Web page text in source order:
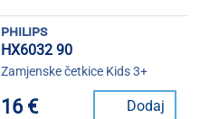
philips
HX6032 90
Zamjenske četkice Kids 3+
16 € Dodaj